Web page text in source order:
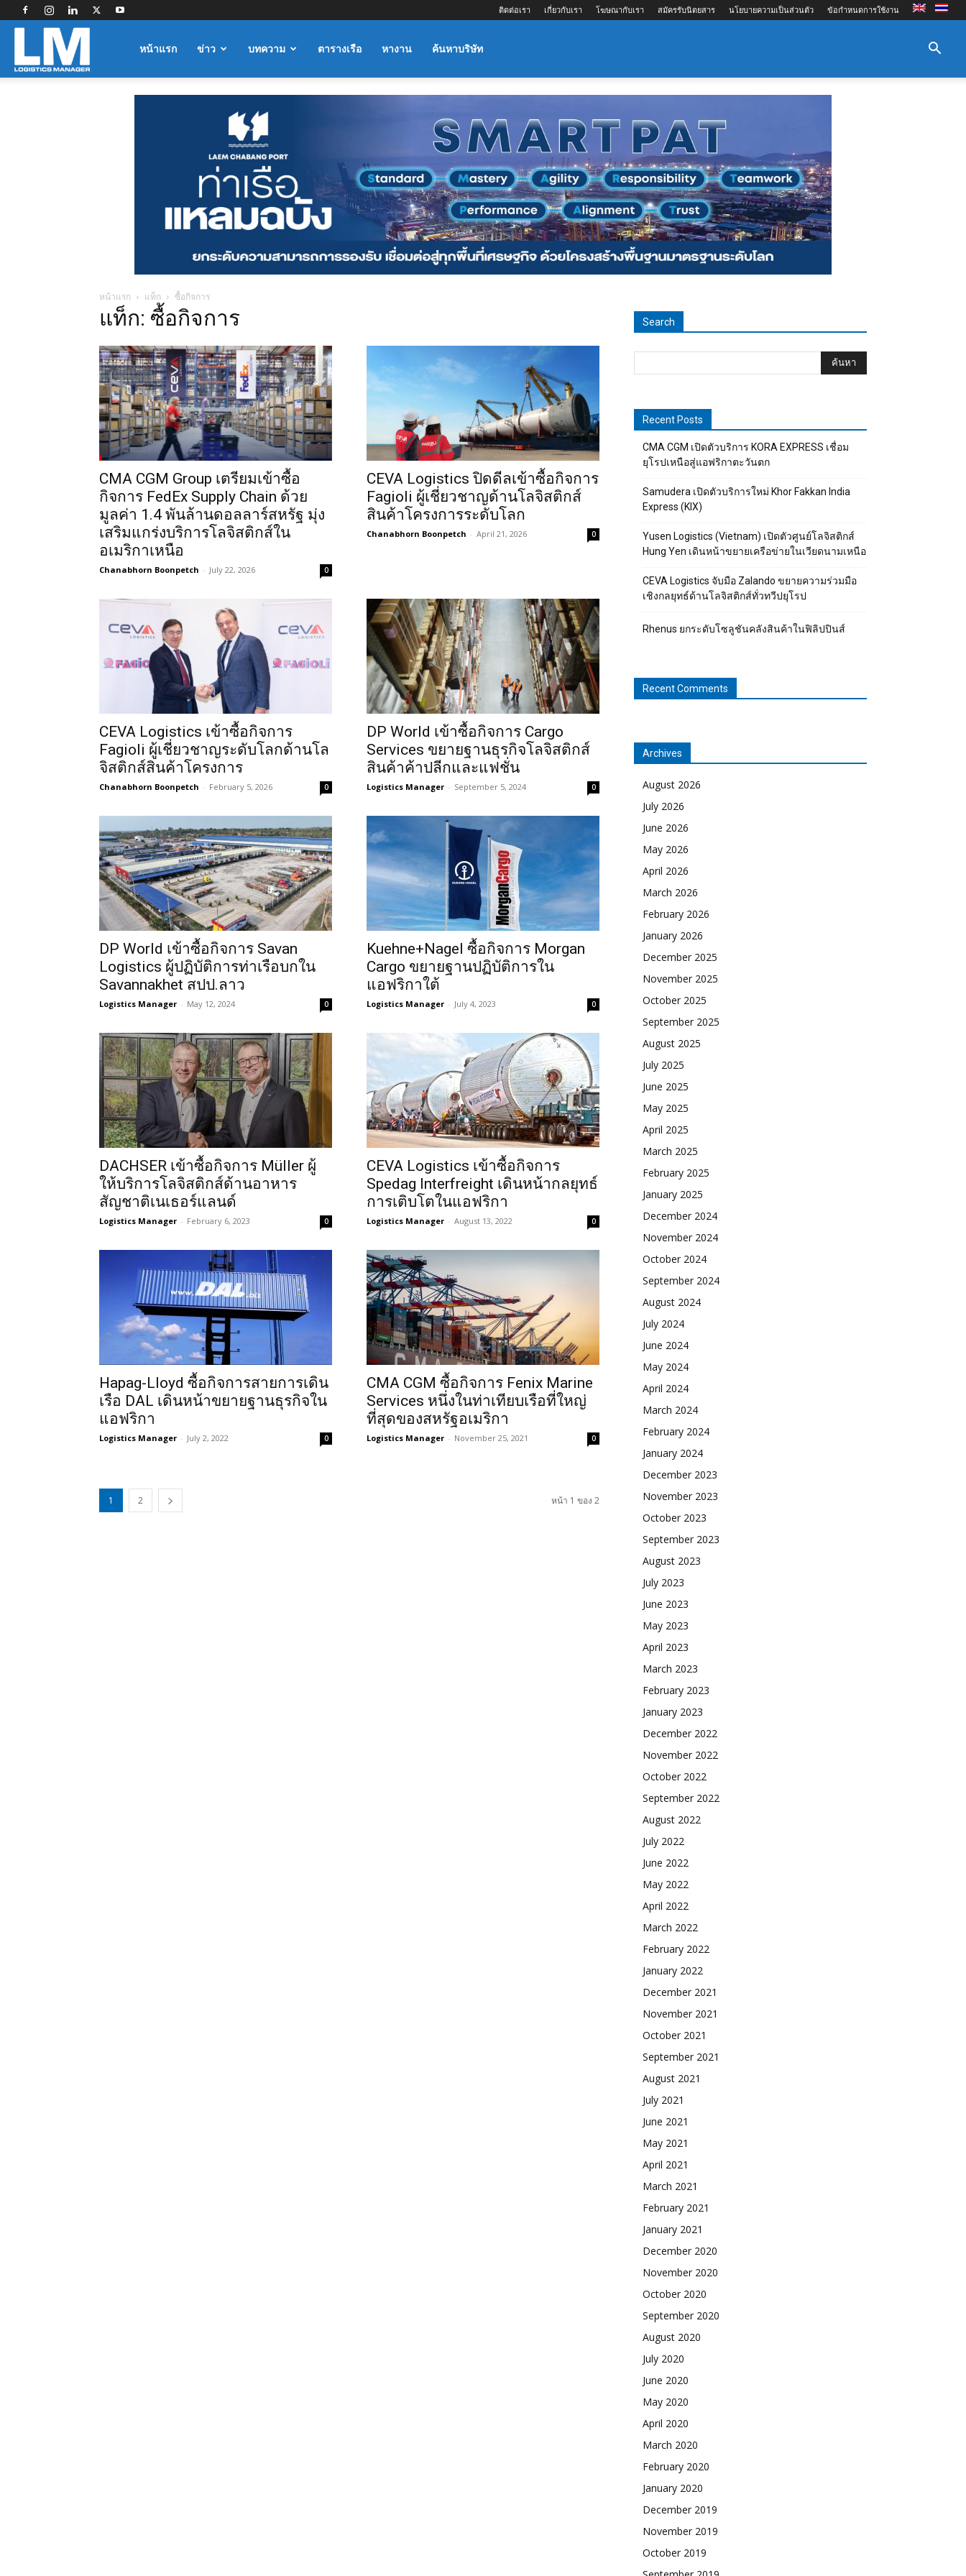
ติดต่อเรา เกี่ยวกับเรา โฆษณากับเรา สมัครรับนิตยสาร นโยบายความเป็นส่วนตัว ข้อกำหนดการใช้งาน
Logisticsหน้าแรก ข่าว บทความ ตารางเรือ หางาน ค้นหาบริษัท
หน้าแรก แท็ก ซื้อกิจการ
แท็ก: ซื้อกิจการ
CMA CGM Group เตรียมเข้าซื้อ
กิจการ FedEx Supply Chain ด้วย
มูลค่า 1.4 พันล้านดอลลาร์สหรัฐ มุ่ง
เสริมแกร่งบริการโลจิสติกส์ใน
อเมริกาเหนือ
Chanabhorn Boonpetch - July 22, 2026 0
CEVA Logistics ปิดดีลเข้าซื้อกิจการ
Fagioli ผู้เชี่ยวชาญด้านโลจิสติกส์
สินค้าโครงการระดับโลก
Chanabhorn Boonpetch - April 21, 2026 0
CEVA Logistics เข้าซื้อกิจการ
Fagioli ผู้เชี่ยวชาญระดับโลกด้านโล
จิสติกส์สินค้าโครงการ
Chanabhorn Boonpetch - February 5, 2026 0
DP World เข้าซื้อกิจการ Cargo
Services ขยายฐานธุรกิจโลจิสติกส์
สินค้าค้าปลีกและแฟชั่น
Logistics Manager - September 5, 2024 0
DP World เข้าซื้อกิจการ Savan
Logistics ผู้ปฏิบัติการท่าเรือบกใน
Savannakhet สปป.ลาว
Logistics Manager - May 12, 2024 0
Kuehne+Nagel ซื้อกิจการ Morgan
Cargo ขยายฐานปฏิบัติการใน
แอฟริกาใต้
Logistics Manager - July 4, 2023 0
DACHSER เข้าซื้อกิจการ Müller ผู้
ให้บริการโลจิสติกส์ด้านอาหาร
สัญชาติเนเธอร์แลนด์
Logistics Manager - February 6, 2023 0
CEVA Logistics เข้าซื้อกิจการ
Spedag Interfreight เดินหน้ากลยุทธ์
การเติบโตในแอฟริกา
Logistics Manager - August 13, 2022 0
Hapag-Lloyd ซื้อกิจการสายการเดิน
เรือ DAL เดินหน้าขยายฐานธุรกิจใน
แอฟริกา
Logistics Manager - July 2, 2022 0
CMA CGM ซื้อกิจการ Fenix Marine
Services หนึ่งในท่าเทียบเรือที่ใหญ่
ที่สุดของสหรัฐอเมริกา
Logistics Manager - November 25, 2021 0
1 2 หน้า 1 ของ 2
Search
Recent Posts
CMA CGM เปิดตัวบริการ KORA EXPRESS เชื่อม
ยุโรปเหนือสู่แอฟริกาตะวันตก
Samudera เปิดตัวบริการใหม่ Khor Fakkan India
Express (KIX)
Yusen Logistics (Vietnam) เปิดตัวศูนย์โลจิสติกส์
Hung Yen เดินหน้าขยายเครือข่ายในเวียดนามเหนือ
CEVA Logistics จับมือ Zalando ขยายความร่วมมือ
เชิงกลยุทธ์ด้านโลจิสติกส์ทั่วทวีปยุโรป
Rhenus ยกระดับโซลูชันคลังสินค้าในฟิลิปปินส์
Recent Comments
Archives
August 2026
July 2026
June 2026
May 2026
April 2026
March 2026
February 2026
January 2026
December 2025
November 2025
October 2025
September 2025
August 2025
July 2025
June 2025
May 2025
April 2025
March 2025
February 2025
January 2025
December 2024
November 2024
October 2024
September 2024
August 2024
July 2024
June 2024
May 2024
April 2024
March 2024
February 2024
January 2024
December 2023
November 2023
October 2023
September 2023
August 2023
July 2023
June 2023
May 2023
April 2023
March 2023
February 2023
January 2023
December 2022
November 2022
October 2022
September 2022
August 2022
July 2022
June 2022
May 2022
April 2022
March 2022
February 2022
January 2022
December 2021
November 2021
October 2021
September 2021
August 2021
July 2021
June 2021
May 2021
April 2021
March 2021
February 2021
January 2021
December 2020
November 2020
October 2020
September 2020
August 2020
July 2020
June 2020
May 2020
April 2020
March 2020
February 2020
January 2020
December 2019
November 2019
October 2019